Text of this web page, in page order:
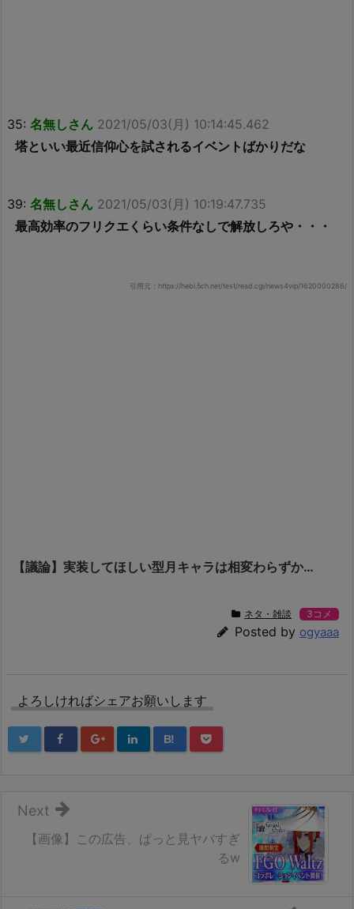
35: 名無しさん 2021/05/03(月) 10:14:45.462
塔といい最近信仰心を試されるイベントばかりだな
39: 名無しさん 2021/05/03(月) 10:19:47.735
最高効率のフリクエくらい条件なしで解放しろや・・・
引用元：https://hebi.5ch.net/test/read.cgi/news4vip/1620000286/
【議論】実装してほしい型月キャラは相変わらずか…
ネタ・雑談 3コメ
Posted by ogyaaa
よろしければシェアお願いします
B!
【画像】この広告、ぱっと見ヤバすぎ
るw
Next